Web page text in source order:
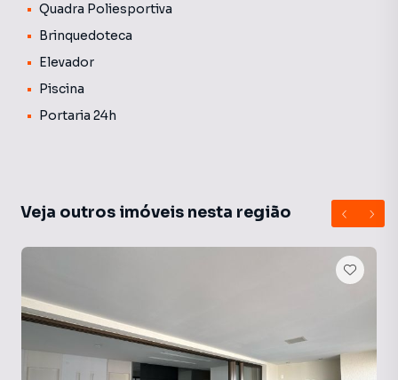
Quadra Poliesportiva
Brinquedoteca
Elevador
Piscina
Portaria 24h
Veja outros imóveis nesta região